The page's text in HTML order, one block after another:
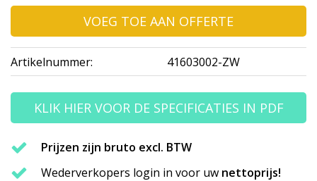
VOEG TOE AAN OFFERTE
Artikelnummer: 41603002-ZW
KLIK HIER VOOR DE SPECIFICATIES IN PDF
Prijzen zijn bruto excl. BTW
Wederverkopers login in voor uw nettoprijs!